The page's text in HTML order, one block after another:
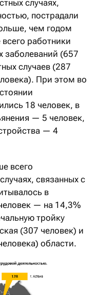
случаях,
пострадали
чем годом
работники
заболеваний (657
случаев (287
При этом во
18 человек, в
— 5 человек,
— 4
всего
связанных с
в
— на 14,3%
тройку
(307 человек) и
области.